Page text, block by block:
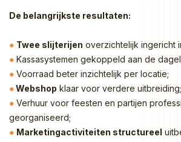
De belangrijkste resultaten:
● Twee slijterijen overzichtelijk ingericht
● Kassasystemen gekoppeld aan de
● Voorraad beter inzichtelijk per locatie;
●Webshop klaar voor verdere
● Verhuur voor feesten en partijen
georganiseerd;
● Marketingactiviteiten structureel